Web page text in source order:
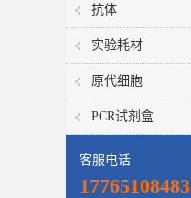
抗体
实验耗材
原代细胞
PCR试剂盒
客服电话
17765108483